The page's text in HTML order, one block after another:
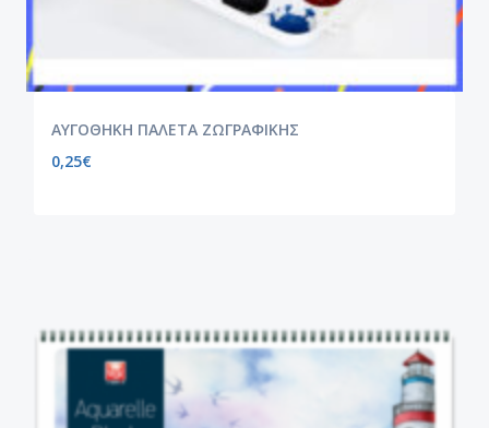
ΑΥΓΟΘΗΚΗ ΠΑΛΕΤΑ ΖΩΓΡΑΦΙΚΗΣ
0,25€